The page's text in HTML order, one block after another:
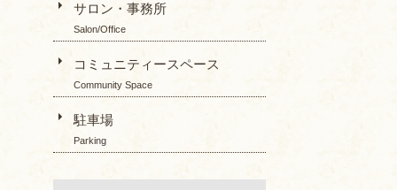
サロン・事務所
Salon/Office
コミュニティースペース
Community Space
駐車場
Parking